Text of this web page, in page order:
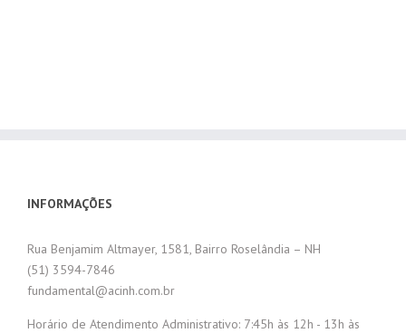
INFORMAÇÕES
Rua Benjamim Altmayer, 1581, Bairro Roselândia – NH
(51) 3594-7846
fundamental@acinh.com.br
Horário de Atendimento Administrativo: 7:45h às 12h - 13h às